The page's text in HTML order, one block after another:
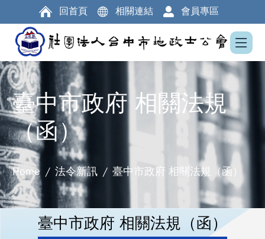
回首頁 相關連結 會員專區
臺中市政府 相關法規
（函）
Home 法令新訊 臺中市政府 相關法規（函）
臺中市政府 相關法規（函）